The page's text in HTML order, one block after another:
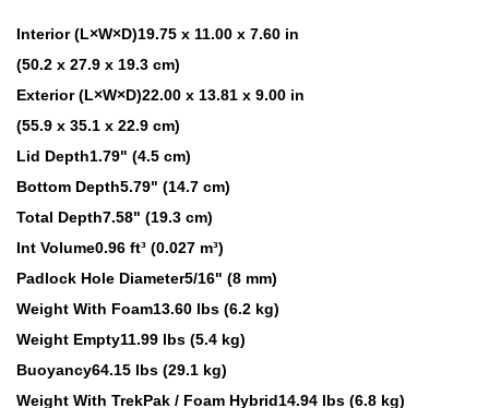
Interior (L×W×D)19.75 x 11.00 x 7.60 in
(50.2 x 27.9 x 19.3 cm)
Exterior (L×W×D)22.00 x 13.81 x 9.00 in
(55.9 x 35.1 x 22.9 cm)
Lid Depth1.79" (4.5 cm)
Bottom Depth5.79" (14.7 cm)
Total Depth7.58" (19.3 cm)
Int Volume0.96 ft³ (0.027 m³)
Padlock Hole Diameter5/16" (8 mm)
Weight With Foam13.60 lbs (6.2 kg)
Weight Empty11.99 lbs (5.4 kg)
Buoyancy64.15 lbs (29.1 kg)
Weight With TrekPak / Foam Hybrid14.94 lbs (6.8 kg)